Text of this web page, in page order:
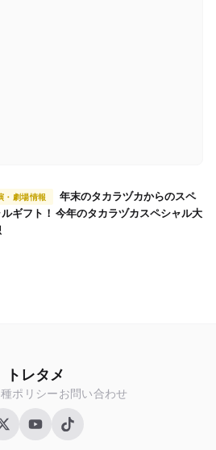
・劇場情報
ギフト！ 今年のタカラヅカスペシャル大
トレタメ
ポリシーお問い合わせ